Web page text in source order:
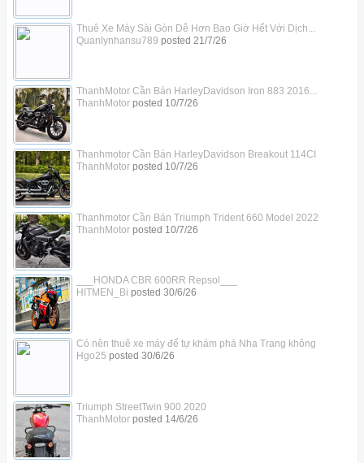
Thuê Xe Máy Sài Gòn Dễ Hơn Bao Giờ Hết Với Dịch...
Quanlynhansu789 posted 21/7/26
ThanhMotor Cần Bán HarleyDavidson Iron 883 2016...
ThanhMotorposted 10/7/26
Thanhmotor Cần Bán HarleyDavidson Breakout 114CI
ThanhMotorposted 10/7/26
Thanhmotor Cần Bán Triumph Trident 660 Model 2022
ThanhMotorposted 10/7/26
___HONDA CBR 600RR Repsol___
HITMEN_Bi posted 30/6/26
Có nên thuê xe máy để tự khám phá Nha Trang không
Hgo25 posted 30/6/26
Triumph StreetTwin 900 2020
ThanhMotorposted 14/6/26